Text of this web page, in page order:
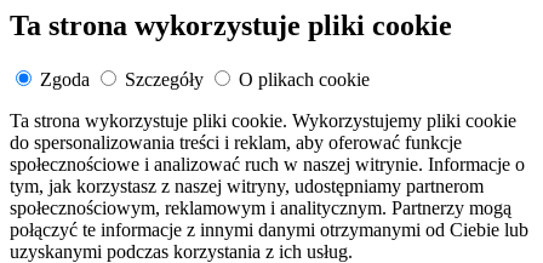
Ta strona wykorzystuje pliki cookie
Zgoda Szczegóły
O plikach cookie
Ta strona wykorzystuje pliki cookie. Wykorzystujemy pliki cookie
do spersonalizowania treści i reklam, aby oferować funkcje
społecznościowe i analizować ruch w naszej witrynie. Informacje o
tym, jak korzystasz z naszej witryny, udostępniamy partnerom
społecznościowym, reklamowym i analitycznym. Partnerzy mogą
połączyć te informacje z innymi danymi otrzymanymi od Ciebie lub
uzyskanymi podczas korzystania z ich usług.